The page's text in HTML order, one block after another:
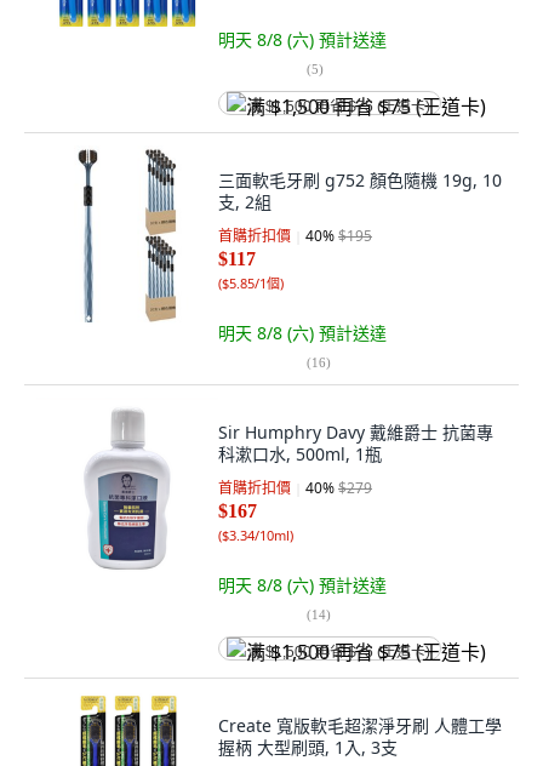
明天 8/8 (六) 預計送達
(5)
满 $1,500 再省 $75 (王道卡)
三面軟毛牙刷 g752 顏色隨機 19g, 10
支, 2組
首購折扣價 40%$195
$117
($5.85/1個)
明天 8/8 (六) 預計送達
(16)
Sir Humphry Davy 戴維爵士 抗菌專
科漱口水, 500ml, 1瓶
首購折扣價 40%$279
$167
($3.34/10ml)
明天 8/8 (六) 預計送達
(14)
满 $1,500 再省 $75 (王道卡)
Create 寬版軟毛超潔淨牙刷 人體工學
握柄 大型刷頭, 1入, 3支